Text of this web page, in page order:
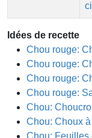
Idées de recette
Chou rouge:
Chou rouge:
Chou rouge:
Chou rouge:
Chou:
Chou: Choux